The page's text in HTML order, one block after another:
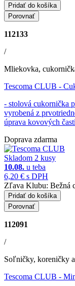
Pridať do košíka
Porovnať
112133
/
Mliekovka,
Tescoma CLUB -
- stolová cukornička
vyrobená z
úprava kovových
Doprava zdarma
Skladom 2 kusy
10.08. u teba
6,20 € s DPH
Zľava Klubu: Bežná
Pridať do košíka
Porovnať
112091
/
Soľničky, koreničky
Tescoma CLUB -